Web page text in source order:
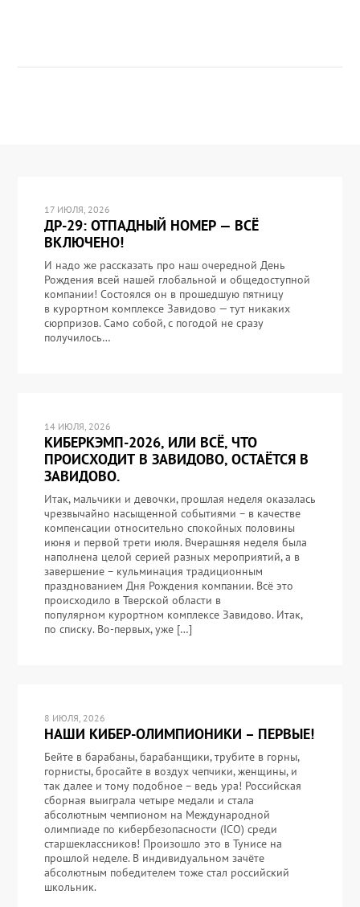
17 ИЮЛЯ, 2026
ДР-29: ОТПАДНЫЙ НОМЕР — ВСЁ
ВКЛЮЧЕНО!
И надо же рассказать про наш очередной День
Рождения всей нашей глобальной и общедоступной
компании! Состоялся он в прошедшую пятницу
в курортном комплексе Завидово — тут никаких
сюрпризов. Само собой, с погодой не сразу
получилось…
14 ИЮЛЯ, 2026
КИБЕРКЭМП-2026, ИЛИ ВСЁ, ЧТО
ПРОИСХОДИТ В ЗАВИДОВО, ОСТАЁТСЯ В
ЗАВИДОВО.
Итак, мальчики и девочки, прошлая неделя оказалась
чрезвычайно насыщенной событиями – в качестве
компенсации относительно спокойных половины
июня и первой трети июля. Вчерашняя неделя была
наполнена целой серией разных мероприятий, а в
завершение – кульминация традиционным
празднованием Дня Рождения компании. Всё это
происходило в Тверской области в
популярном курортном комплексе Завидово. Итак,
по списку. Во-первых, уже […]
8 ИЮЛЯ, 2026
НАШИ КИБЕР-ОЛИМПИОНИКИ – ПЕРВЫЕ!
Бейте в барабаны, барабанщики, трубите в горны,
горнисты, бросайте в воздух чепчики, женщины, и
так далее и тому подобное – ведь ура! Российская
сборная выиграла четыре медали и стала
абсолютным чемпионом на Международной
олимпиаде по кибербезопасности (ICO) среди
старшеклассников! Произошло это в Тунисе на
прошлой неделе. В индивидуальном зачёте
абсолютным победителем тоже стал российский
школьник.